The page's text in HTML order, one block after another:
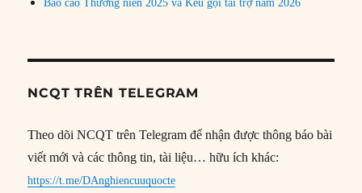
Báo cáo Thường niên 2025 và Kêu gọi tài trợ năm 2026
NCQT TRÊN TELEGRAM
Theo dõi NCQT trên Telegram để nhận được thông báo bài
viết mới và các thông tin, tài liệu… hữu ích khác:
https://t.me/DAnghiencuuquocte